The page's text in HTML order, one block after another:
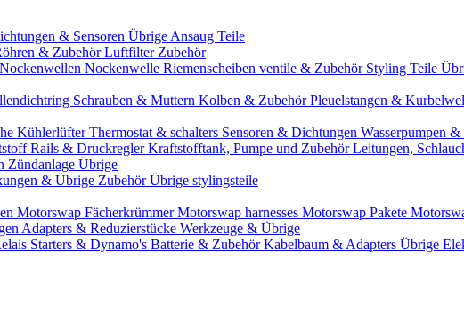
& Sensoren Übrige Ansaug Teile
& ZubehörLuftfilter Zubehör
Nockenwellen Nockenwelle Riemenscheiben ventile & Zubehör Styling Teile
Schrauben & Muttern Kolben & ZubehörPleuelstangen &
KühlerlüfterThermostat & schalters Sensoren & Dichtungen Wasserpumpen
Rails & DruckreglerKraftstofftank, Pumpe und ZubehörLeitungen,
Zündanlage Übrige
& Übrige ZubehörÜbrige stylingsteile
Motorswap FächerkrümmerMotorswap harnesses Motorswap Pakete
Adapters & Reduzierstücke Werkzeuge & Übrige
Starters & Dynamo's Batterie & ZubehörKabelbaum & Adapters Übrige